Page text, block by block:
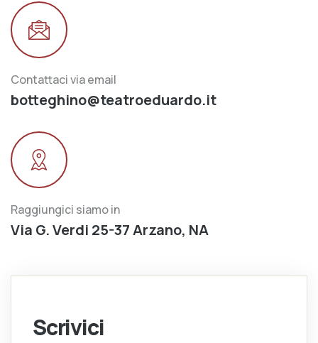
Contattaci via email
botteghino@teatroeduardo.it
Raggiungici siamo in
Via G. Verdi 25-37 Arzano, NA
Scrivici